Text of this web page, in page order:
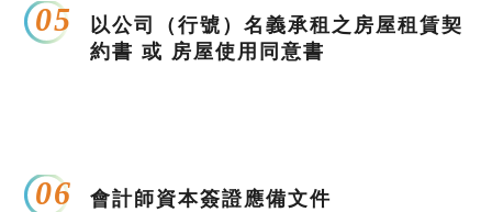
05
以公司（行號）名義承租之房屋租賃契
約書 或 房屋使用同意書
06 會計師資本簽證應備文件